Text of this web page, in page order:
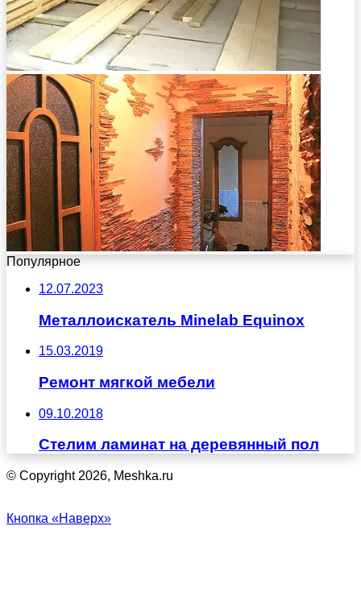
Популярное
12.07.2023
Металлоискатель Minelab Equinox
15.03.2019
Ремонт мягкой мебели
09.10.2018
Стелим ламинат на деревянный пол
© Copyright 2026, Meshka.ru
Кнопка «Наверх»